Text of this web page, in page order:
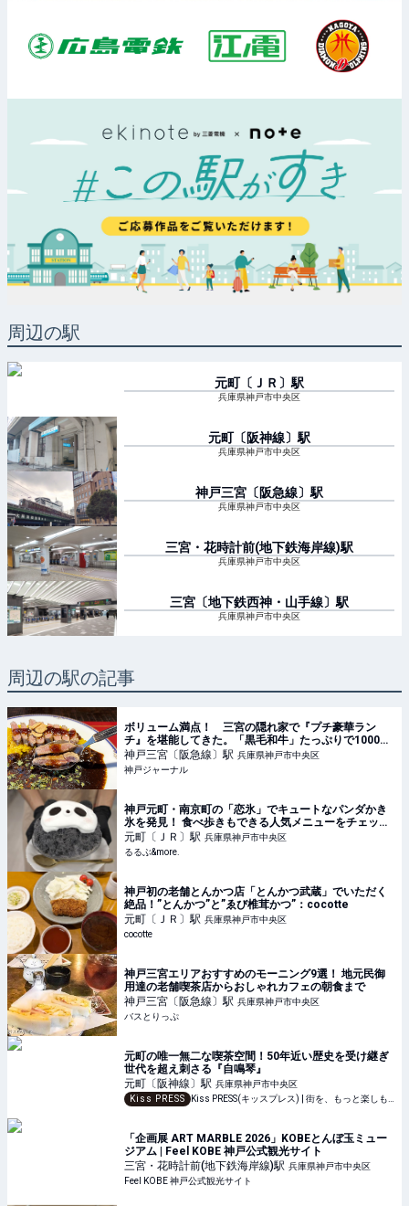
周辺の駅
元町〔ＪＲ〕 駅
兵庫県神戸市中央区
元町〔阪神線〕 駅
兵庫県神戸市中央区
神戸三宮〔阪急線〕 駅
兵庫県神戸市中央区
三宮・花時計前(地下鉄海岸線)駅
兵庫県神戸市中央区
三宮〔地下鉄西神・山手線〕 駅
兵庫県神戸市中央区
周辺の駅の記事
ボリューム満点！ 三宮の隠れ家で『プチ豪華ラン
チ』を堪能してきた。「黒毛和牛」たっぷりで1000円
台 | 神戸ジャーナル
神戸三宮〔阪急線〕駅 兵庫県神戸市中央区
神戸ジャーナル
神戸元町・南京町の「恋氷」でキュートなパンダかき
氷を発見！ 食べ歩きもできる人気メニューをチェック
｜るるぶ&more.
元町〔ＪＲ〕駅 兵庫県神戸市中央区
るるぶ&more.
神戸初の老舗とんかつ店「とんかつ武蔵」でいただく
絶品！”とんかつ”と”ゑび椎茸かつ”：cocotte
元町〔ＪＲ〕駅 兵庫県神戸市中央区
cocotte
神戸三宮エリアおすすめのモーニング9選！ 地元民御
用達の老舗喫茶店からおしゃれカフェの朝食まで
神戸三宮〔阪急線〕駅 兵庫県神戸市中央区
バスとりっぷ
元町の唯一無二な喫茶空間！50年近い歴史を受け継ぎ
世代を超え刺さる『自鳴琴』
元町〔阪神線〕駅 兵庫県神戸市中央区
Kiss PRESS
「企画展 ART MARBLE 2026」KOBEとんぼ玉ミュー
ジアム | Feel KOBE 神戸公式観光サイト
三宮・花時計前(地下鉄海岸線)駅 兵庫県神戸市中央区
Feel KOBE 神戸公式観光サイト